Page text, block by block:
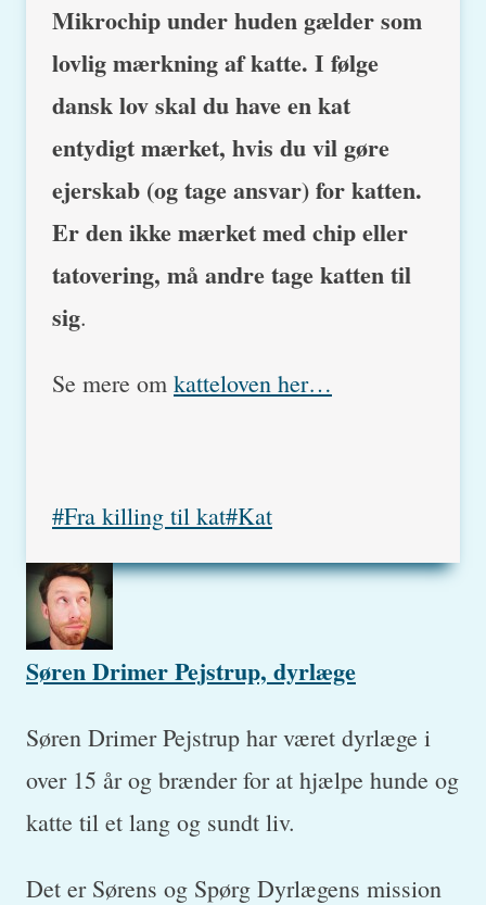
Mikrochip under huden gælder som
lovlig mærkning af katte. I følge
dansk lov skal du have en kat
entydigt mærket, hvis du vil gøre
ejerskab (og tage ansvar) for katten.
Er den ikke mærket med chip eller
tatovering, må andre tage katten til
sig.
Se mere om katteloven her…
Post
Tags:
#Fra killing til kat#Kat
Søren Drimer Pejstrup, dyrlæge
Søren Drimer Pejstrup har været dyrlæge i
over 15 år og brænder for at hjælpe hunde og
katte til et lang og sundt liv.
Det er Sørens og Spørg Dyrlægens mission